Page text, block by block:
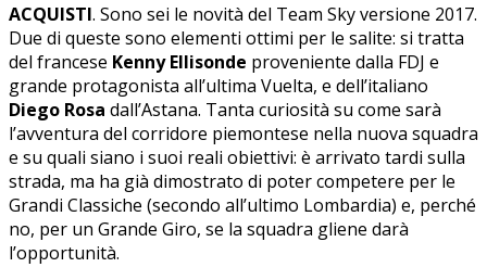
ACQUISTI. Sono sei le novità del Team Sky versione 2017.
Due di queste sono elementi ottimi per le salite: si tratta
del francese Kenny Ellisonde proveniente dalla FDJ e
grande protagonista all’ultima Vuelta, e dell’italiano
Diego Rosa dall’Astana. Tanta curiosità su come sarà
l’avventura del corridore piemontese nella nuova squadra
e su quali siano i suoi reali obiettivi: è arrivato tardi sulla
strada, ma ha già dimostrato di poter competere per le
Grandi Classiche (secondo all’ultimo Lombardia) e, perché
no, per un Grande Giro, se la squadra gliene darà
l’opportunità.